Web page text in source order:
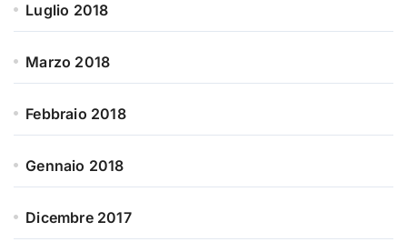
Luglio 2018
Marzo 2018
Febbraio 2018
Gennaio 2018
Dicembre 2017